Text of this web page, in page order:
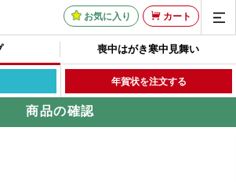
お気に入り カート
喪中はがき寒中見舞い
年賀状を注文する
商品の確認